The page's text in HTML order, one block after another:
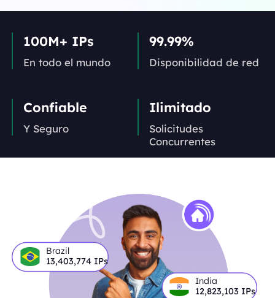
100M+ IPs
En todo el mundo
99.99%
Disponibilidad de red
Confiable
Y Seguro
Ilimitado
Solicitudes
Concurrentes
Brazil
13,403,774IPs
India
12,823,103 IPs